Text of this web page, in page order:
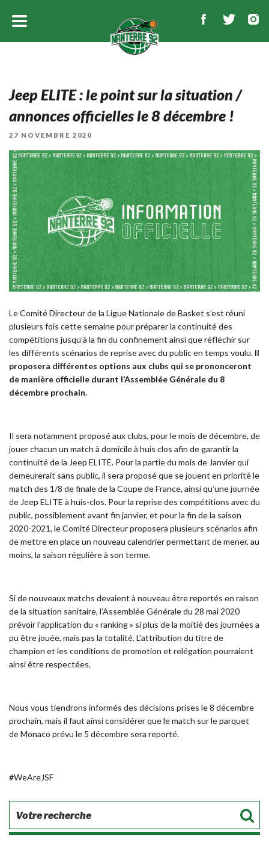
Jeep ELITE : le point sur la situation /
annonces officielles le 8 décembre !
PUBLIÉ
27 NOVEMBRE 2020
Le Comité Directeur de la Ligue Nationale de Basket s’est réuni
plusieurs fois cette semaine pour préparer la continuité des
compétitions jusqu’à la fin du confinement ainsi que réfléchir sur
les différents scénarios de reprise avec du public en temps voulu. Il
proposera différentes options aux clubs qui se prononceront
de manière officielle durant l’Assemblée Générale du 8
décembre prochain.
Il sera notamment proposé aux clubs, pour le mois de décembre, de
jouer chacun un match à domicile à huis clos afin de garantir la
continuité de la Jeep ELITE. Pour la partie du mois de Janvier qui
demeurerait sans public, il sera proposé que se jouent en priorité le
match des 1/8 de finale de la Coupe de France, ainsi qu’une journée
de Jeep ELITE à huis-clos. Pour la reprise des compétitions avec du
public, possiblement avant fin janvier, et pour la fin de la saison
2020-2021, le Comité Directeur proposera plusieurs scénarios afin
de mettre en place un nouveau calendrier permettant de mener, au
moins, la saison régulière à son terme.
Si de nouveaux matchs devaient à nouveau être reportés en raison
de la situation sanitaire, l’Assemblée Générale du 28 mai 2020
prévoir l’application du « ranking » si plus de la moitié des journées a
pu être jouée, mais pas la totalité. L’attribution du titre de
champion et les conditions de promotion et relégation pourraient
ainsi être respectées.
Nous vous tiendrons informés des décisions prises le 8 décembre
prochain, mais il faut ainsi considérer que le match sur le parquet
de Monaco prévu le 5 décembre sera reporté.
#WeAreJSF